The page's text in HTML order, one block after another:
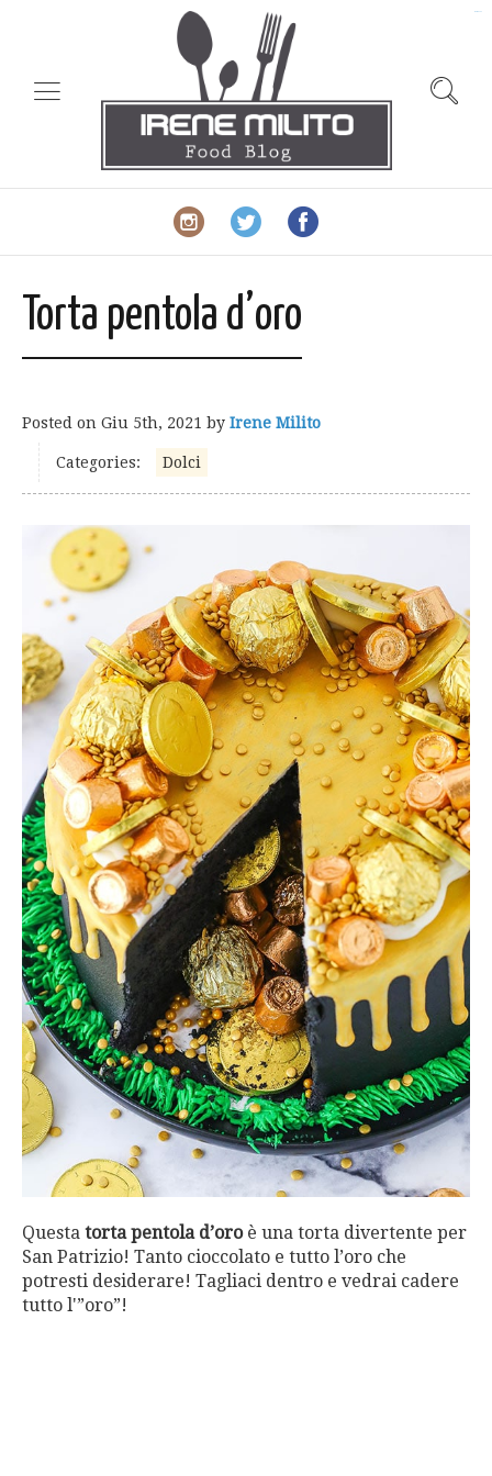
Torta pentola d’oro
Posted on Giu 5th, 2021 by Irene Milito
Categories: Dolci
Questa torta pentola d’oroè una torta divertente per
San Patrizio! Tanto cioccolato e tutto l’oro che
potresti desiderare! Tagliaci dentro e vedrai cadere
tutto l'”oro”!